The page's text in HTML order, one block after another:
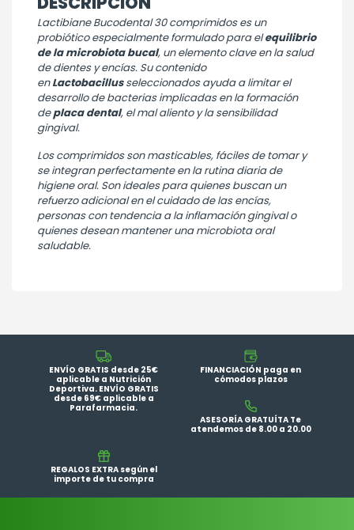
Lactibiane Bucodental 30 comprimidos es un
probiótico especialmente formulado para elequilibrio
de la microbiota bucal, un elemento clave en la salud
de dientes y encías. Su contenido
enLactobacillusseleccionados ayuda a limitar el
desarrollo de bacterias implicadas en la formación
deplaca dental, el mal aliento y la sensibilidad
gingival.
Los comprimidos son masticables, fáciles de tomar y
se integran perfectamente en la rutina diaria de
higiene oral. Son ideales para quienes buscan un
refuerzo adicional en el cuidado de las encías,
personas con tendencia a la inflamación gingival o
quienes desean mantener una microbiota oral
saludable.
ENVÍO GRATIS desde 25€
aplicable a Nutrición
Deportiva. ENVÍO GRATIS
desde 69€ aplicable a
Parafarmacia.
FINANCIACIÓN paga en
cómodos plazos
ASESORÍA GRATUÍTA Te
atendemos de 8.00 a 20.00
REGALOS EXTRA según el
importe de tu compra